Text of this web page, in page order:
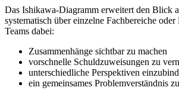
Das Ishikawa-Diagramm erweitert den Blick
systematisch über einzelne Fachbereiche
Teams dabei:
Zusammenhänge sichtbar zu machen
vorschnelle Schuldzuweisungen zu
unterschiedliche Perspektiven
ein gemeinsames Problemverständnis